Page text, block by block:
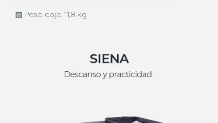
▨ Peso caja: 11,8 kg